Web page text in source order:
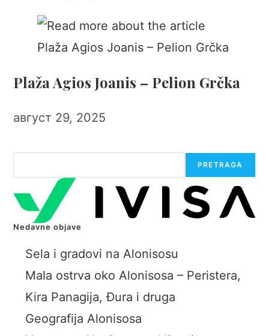
Plaža Agios Joanis – Pelion Grčka
август 29, 2025
PRETRAGA
Nedavne objave
Sela i gradovi na Alonisosu
Mala ostrva oko Alonisosa – Peristera,
Kira Panagija, Đura i druga
Geografija Alonisosa